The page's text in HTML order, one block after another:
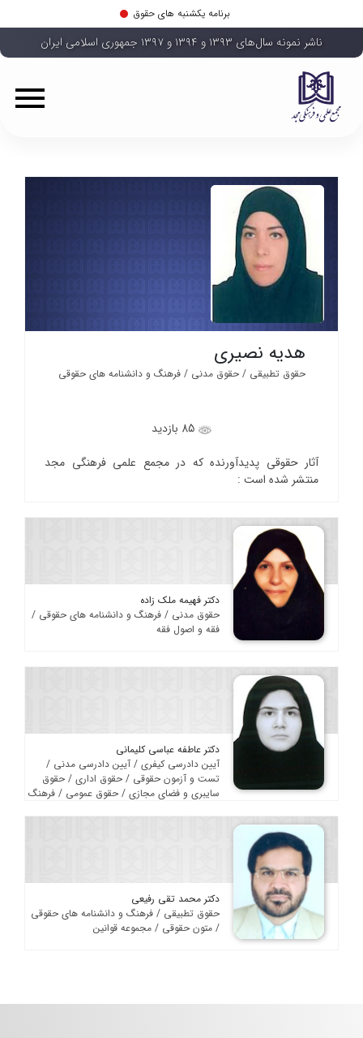
برنامه یکشنبه های حقوق
ناشر نمونه سال‌های ۱۳۹۳ و ۱۳۹۴ و ۱۳۹۷ جمهوری اسلامی ایران
هدیه نصیری
حقوق تطبیقی / حقوق مدنی / فرهنگ و دانشنامه های حقوقی
85 بازدید
آثار حقوقی پدیدآورنده که در مجمع علمی فرهنگی مجد
منتشر شده است :
دکتر فهیمه ملک زاده
حقوق مدنی / فرهنگ و دانشنامه های حقوقی /
فقه و اصول فقه
دکتر عاطفه عباسی کلیمانی
آیین دادرسی کیفری / آیین دادرسی مدنی /
تست و آزمون حقوقی / حقوق اداری / حقوق
سایبری و فضای مجازی / حقوق عمومی / فرهنگ
دکتر محمد تقی رفیعی
حقوق تطبیقی / فرهنگ و دانشنامه های حقوقی
/ متون حقوقی / مجموعه قوانین